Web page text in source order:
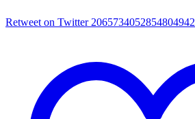
Retweet on Twitter 2065734052854804942